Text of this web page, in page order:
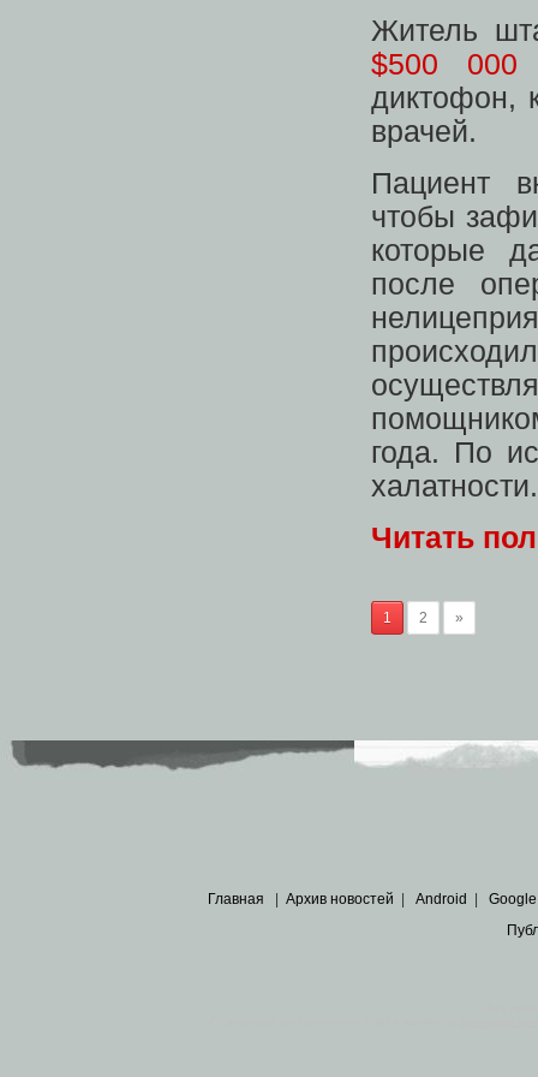
Житель
$500 000
диктофон,
врачей.
Пациент
чтобы
которые
после
года. По
халатности.
Читать
1 2 »
Главная Архив новостей Android Google